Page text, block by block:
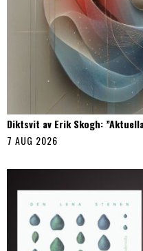
Diktsvit av Erik Skogh:
7 AUG 2026